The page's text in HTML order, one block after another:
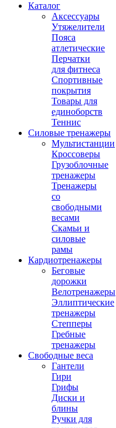
Каталог
Аксессуары
Утяжелители
Пояса
атлетические
Перчатки
для фитнеса
Спортивные
покрытия
Товары для
единоборств
Теннис
Силовые тренажеры
Мультистанции
Кроссоверы
Грузоблочные
тренажеры
Тренажеры
со
свободными
весами
Скамьи и
силовые
рамы
Кардиотренажеры
Беговые
дорожки
Велотренажеры
Эллиптические
тренажеры
Степперы
Гребные
тренажеры
Свободные веса
Гантели
Гири
Грифы
Диски и
блины
Ручки для